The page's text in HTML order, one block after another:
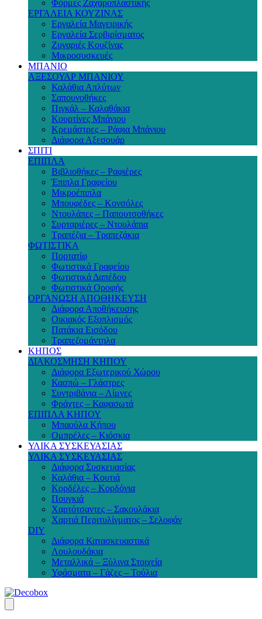
Φόρμες Ζαχαροπλαστικής
ΕΡΓΑΛΕΙΑ ΚΟΥΖΙΝΑΣ
Εργαλεία Μαγειρικής
Εργαλεία Σερβιρίσματος
Ζυγαριές Κουζίνας
Μικροσυσκευές
ΜΠΑΝΙΟ
ΑΞΕΣΟΥΑΡ ΜΠΑΝΙΟΥ
Καλάθια Απλύτων
Σαπουνοθήκες
Πιγκάλ – Καλαθάκια
Κουρτίνες Μπάνιου
Κρεμάστρες – Ράφια Μπάνιου
Διάφορα Αξεσουάρ
ΣΠΙΤΙ
ΕΠΙΠΛΑ
Βιβλιοθήκες – Ραφιέρες
Έπιπλα Γραφείου
Μικροέπιπλα
Μπουφέδες – Κονσόλες
Ντουλάπες – Παπουτσοθήκες
Συρταριέρες – Ντουλάπια
Τραπέζια – Τραπεζάκια
ΦΩΤΙΣΤΙΚΑ
Πορτατίφ
Φωτιστικά Γραφείου
Φωτιστικά Δαπέδου
Φωτιστικά Οροφής
ΟΡΓΑΝΩΣΗ ΑΠΟΘΗΚΕΥΣΗ
Διάφορα Αποθήκευσης
Οικιακός Εξοπλισμός
Πατάκια Εισόδου
Τραπεζομάντηλα
ΚΗΠΟΣ
ΔΙΑΚΟΣΜΗΣΗ ΚΗΠΟΥ
Διάφορα Εξωτερικού Χώρου
Κασπώ – Γλάστρες
Συντριβάνια – Λίμνες
Φράχτες – Καφασωτά
ΕΠΙΠΛΑ ΚΗΠΟΥ
Μπαούλα Κήπου
Ομπρέλες – Κιόσκια
ΥΛΙΚΑ ΣΥΣΚΕΥΑΣΙΑΣ
ΥΛΙΚΑ ΣΥΣΚΕΥΑΣΙΑΣ
Διάφορα Συσκευασίας
Καλάθια – Κουτιά
Κορδέλες – Κορδόνια
Πουγκιά
Χαρτότσαντες – Σακουλάκια
Χαρτιά Περιτυλίγματος – Σελοφάν
DIY
Διάφορα Κατασκευαστικά
Λουλουδάκια
Μεταλλικά – Ξύλινα Στοιχεία
Υφάσματα – Γάζες – Τούλια